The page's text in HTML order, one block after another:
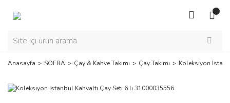
Anasayfa SOFRA Çay & Kahve Takımı Çay Takımı Koleksiyon